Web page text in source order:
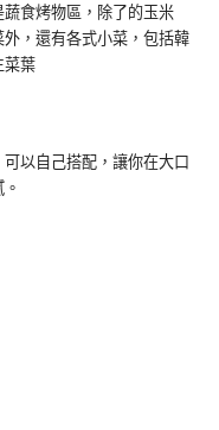
食烤物區，除了的玉米
，還有各式小菜，包括韓
菜葉
以自己搭配，讓你在大口